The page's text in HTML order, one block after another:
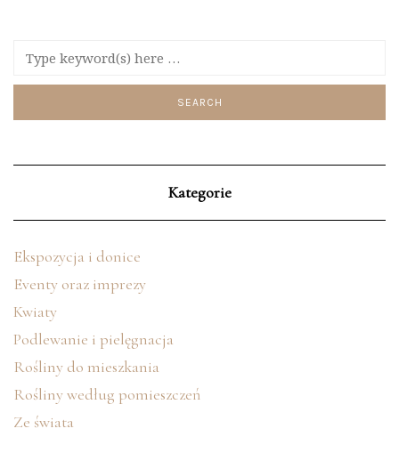
Kategorie
Ekspozycja i donice
Eventy oraz imprezy
Kwiaty
Podlewanie i pielęgnacja
Rośliny do mieszkania
Rośliny według pomieszczeń
Ze świata